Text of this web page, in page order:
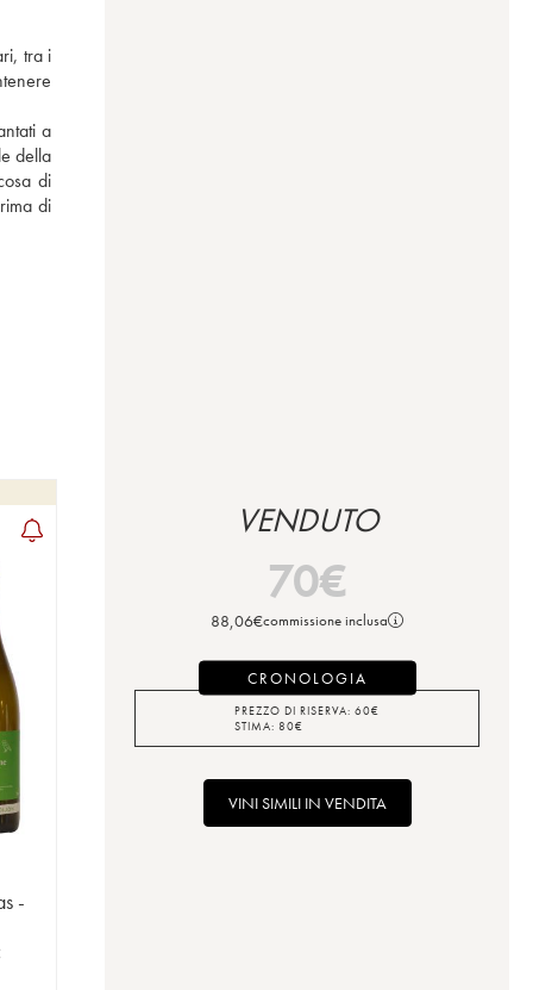
tra i
a
della
di
di
-
VENDUTO
70€
88,06€commissione inclusa
CRONOLOGIA
PREZZO DI RISERVA: 60€
STIMA: 80€
VINI SIMILI IN VENDITA